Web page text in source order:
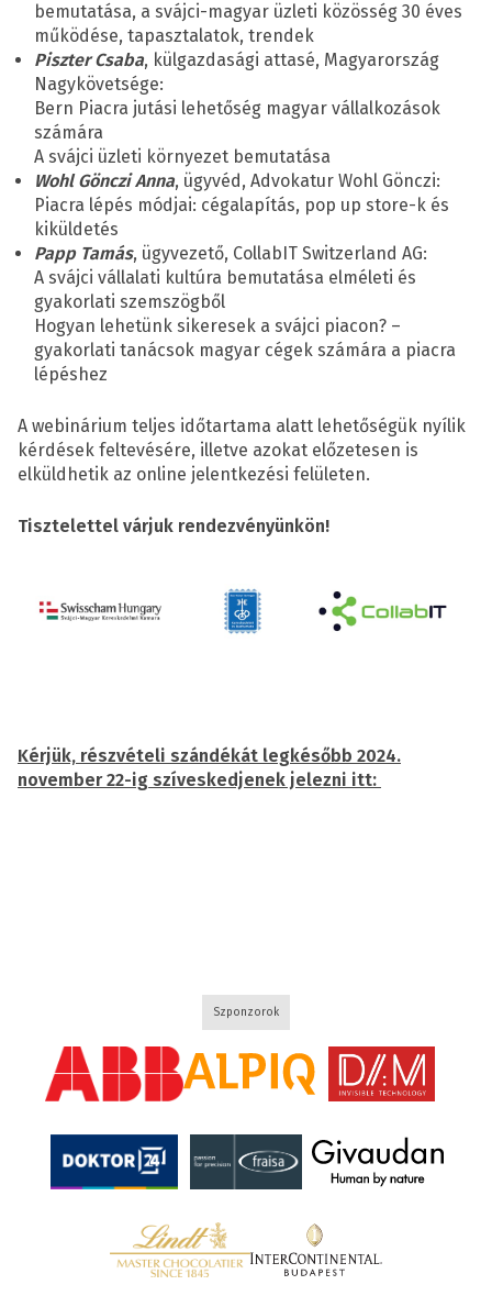
bemutatása, a svájci-magyar üzleti közösség 30 éves
működése, tapasztalatok, trendek
Piszter Csaba, külgazdasági attasé, Magyarország
Nagykövetsége:
Bern Piacra jutási lehetőség magyar vállalkozások
számára
A svájci üzleti környezet bemutatása
Wohl Gönczi Anna, ügyvéd, Advokatur Wohl Gönczi:
Piacra lépés módjai: cégalapítás, pop up store-k és
kiküldetés
Papp Tamás, ügyvezető, CollabIT Switzerland AG:
A svájci vállalati kultúra bemutatása elméleti és
gyakorlati szemszögből
Hogyan lehetünk sikeresek a svájci piacon? –
gyakorlati tanácsok magyar cégek számára a piacra
lépéshez
A webinárium teljes időtartama alatt lehetőségük nyílik
kérdések feltevésére, illetve azokat előzetesen is
elküldhetik az online jelentkezési felületen.
Tisztelettel várjuk rendezvényünkön!
Kérjük, részvételi szándékát legkésőbb 2024.
november 22-ig szíveskedjenek jelezni itt:
Szponzorok